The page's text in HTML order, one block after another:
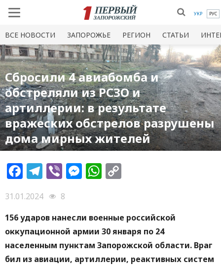
УКР РУС
ВСЕ НОВОСТИ ЗАПОРОЖЬЕ РЕГИОН СТАТЬИ
Сбросили 4 авиабомба и
обстреляли из РСЗО и
артиллерии: в результате
вражеских обстрелов разрушены
дома мирных жителей
Facebook
Telegram
ViberMessenger
WhatsApp
31.01.2024
8
156 ударов нанесли военные российской
оккупационной армии 30 января по 24
населенным пунктам Запорожской области. Враг
бил из авиации, артиллерии, реактивных систем